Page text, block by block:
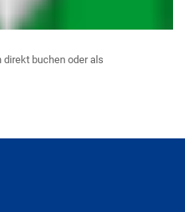
direkt buchen oder als